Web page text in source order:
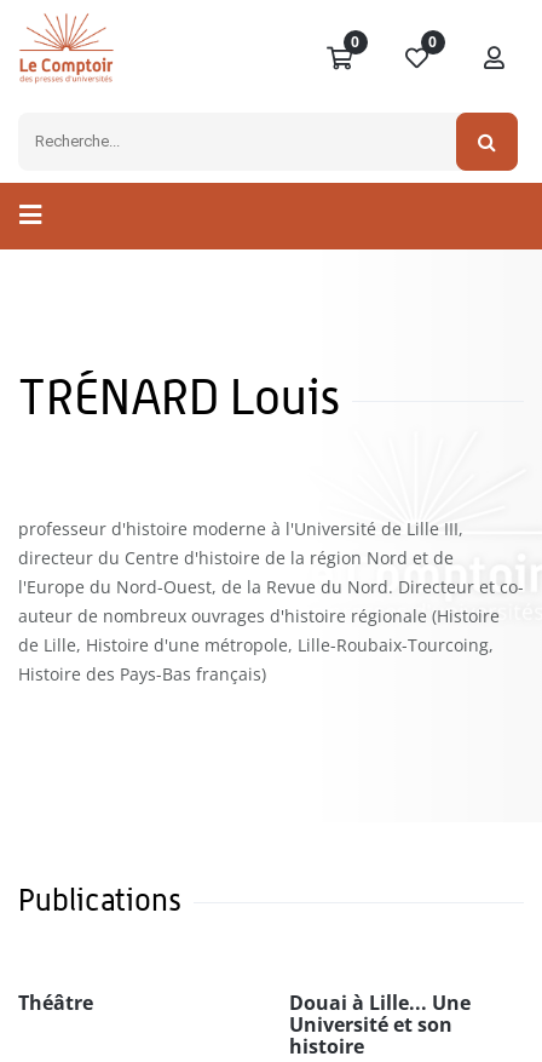
0 0
TRÉNARD Louis
professeur d'histoire moderne à l'Université de Lille III,
directeur du Centre d'histoire de la région Nord et de
l'Europe du Nord-Ouest, de la Revue du Nord. Directeur et co-
auteur de nombreux ouvrages d'histoire régionale (Histoire
de Lille, Histoire d'une métropole, Lille-Roubaix-Tourcoing,
Histoire des Pays-Bas français)
Publications
Théâtre
Douai à Lille... Une
Université et son
histoire